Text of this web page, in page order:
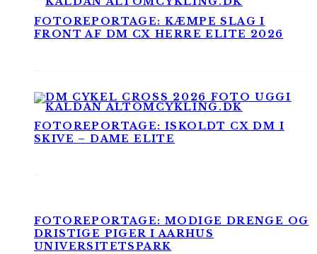
FOTOREPORTAGE: KÆMPE SLAG I
FRONT AF DM CX HERRE ELITE 2026
FOTOREPORTAGE: ISKOLDT CX DM I
SKIVE – DAME ELITE
FOTOREPORTAGE: MODIGE DRENGE OG
DRISTIGE PIGER I AARHUS
UNIVERSITETSPARK